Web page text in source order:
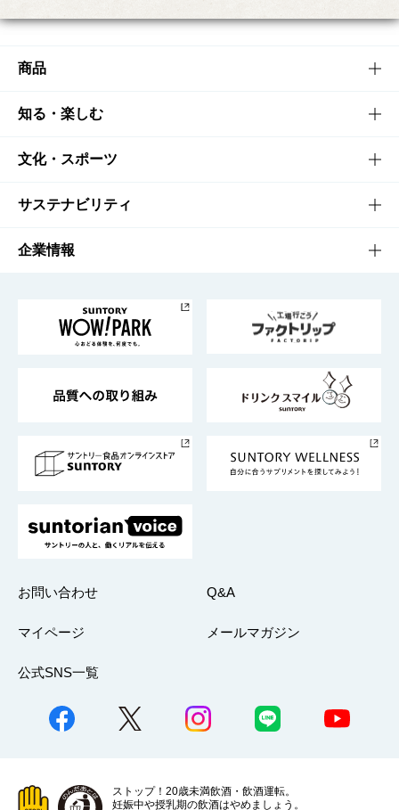
商品
商品TOP
商品一覧
商品発売情報
栄養成分一覧
知る・楽しむ
知る・楽しむTOP
キャンペーン
工場見学
地域情報
文化・スポーツ
文化・スポーツTOP
サントリーホール
サントリーサンバーズ大阪
サステナビリティ
サステナビリティTOP
サントリーが考えるサステナビリティ経営
企業情報
企業概要
採用情報
お問い合わせ Q&A
マイページ メールマガジン
公式SNS一覧
ストップ！20歳未満飲酒・飲酒運転。
妊娠中や授乳期の飲酒はやめましょう。